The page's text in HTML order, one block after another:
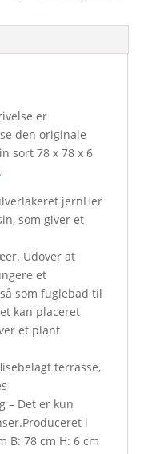
er
den originale
sort 78 x 78 x 6
jernHer
som giver et
Udover at
et
som fuglebad til
kan placeret
et plant
terrasse,
– Det er kun
i
B: 78 cm H: 6 cm